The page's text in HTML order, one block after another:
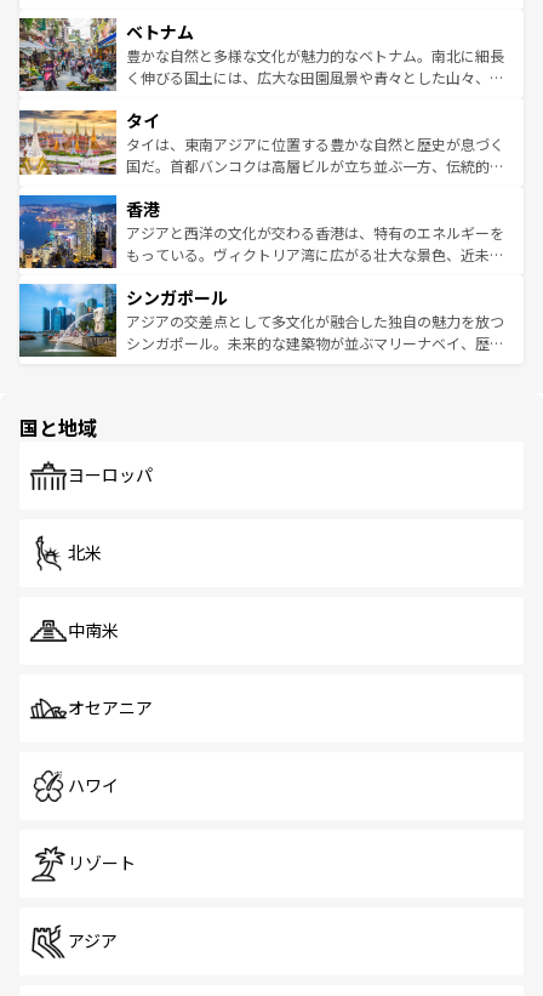
参照してほしい。
容にもいいと評判のスイーツなど、バラエティ豊かな料理
が味わえる。 なお、新着の台湾情報は コンテンツ一覧を参
照してほしい。
き、地方に足を延ばせば四季折々の自然美を楽しむことが
できる。そして、キムチや焼肉、絶品のストリートフード
まで、さまざまな韓国料理が待っている。夜には、韓国な
リティに包まれながら、韓国の多彩な魅力を心ゆくまで味
わってみてほしい。 なお、新着の韓国情報はコンテンツ一
覧を参照してほしい。
ベトナム
豊かな自然と多様な文化が魅力的なベトナム。南北に細長
く伸びる国土には、広大な田園風景や青々とした山々、世
急速な発展と共に伝統が息づく。ハノイの古い町並みやホ
ーチミン市のフランス統治時代の建物も、独特の雰囲気を
醸し出している。また、バラエティの豊かさとおいしさで
とつ。フォーやバインミー、ベトナムコーヒーなどは、ぜ
ひ現地で味わいたい。どの地域を訪れてもあたたかい人々
が旅行者を迎えてくれるので、きっと忘れられない旅にな
参照してほしい。
タイ
タイは、東南アジアに位置する豊かな自然と歴史が息づく
国だ。首都バンコクは高層ビルが立ち並ぶ一方、伝統的な
の活気が交差している。北部ではチェンマイなどの山岳地
帯で自然と触れ合い、南部ではプーケットやクラビの美し
いビーチでリゾート気分を楽しむことができる。タイ料理
激する。気候は一年中温暖で、どの季節にも異なる楽しみ
が待っている。親しみやすいタイの人々、仏教を中心とし
た文化、そして多様な観光資源が、訪れる旅人を魅了し続
香港
アジアと西洋の文化が交わる香港は、特有のエネルギーを
もっている。ヴィクトリア湾に広がる壮大な景色、近未来
み、どこを訪れても感動するはず。観光スポットが密集し
ており、効率よく見どころを回れるのも魅力。息をのむよ
うな絶景から文化的な体験まで、香港を存分に楽しみ尽く
シンガポール
アジアの交差点として多文化が融合した独自の魅力を放つ
シンガポール。未来的な建築物が並ぶマリーナベイ、歴史
で、ホーカーズは地元の風情を楽しめる外せないスポット
国と地域
ヨーロッパ
北米
中南米
オセアニア
ハワイ
リゾート
アジア